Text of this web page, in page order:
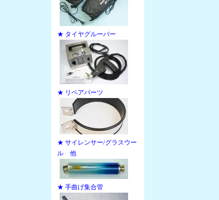
★ タイヤグルーバー
★ リペアパーツ
★ サイレンサー/グラスウー
ル 他
★ 手曲げ集合管